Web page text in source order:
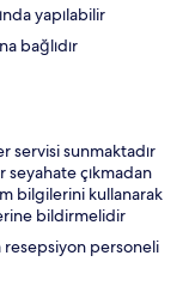
yapılabilir
bağlıdır
servisi sunmaktadır
çıkmadan
bilgilerini kullanarak
bildirmelidir
resepsiyon personeli